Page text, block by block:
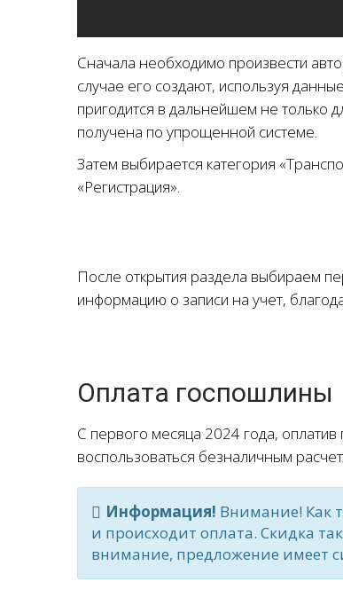
Сначала необходимо произвести
случае его создают, используя
пригодится в дальнейшем не только
получена по упрощенной системе.
Затем выбирается категория
«Регистрация».
После открытия раздела выбираем
информацию о записи на учет,
Оплата госпошлины
С первого месяца 2024 года,
воспользоваться безналичным
Информация! Внимание! Как
и происходит оплата. Скидка
внимание, предложение имеет